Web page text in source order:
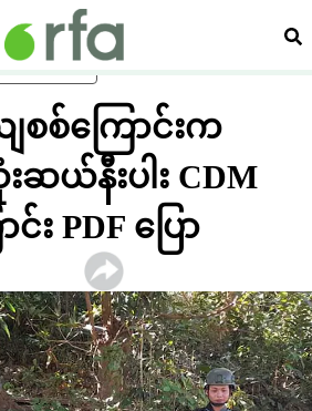
ျော်ရန် ရှာ
စစ်ကြောင်းက
ယ်နီးပါး CDM
း PDF ပြော